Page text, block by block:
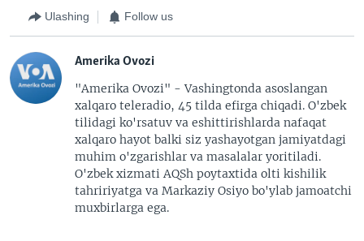
Ulashing Follow us
Amerika Ovozi
"Amerika Ovozi" - Vashingtonda asoslangan
xalqaro teleradio, 45 tilda efirga chiqadi. O'zbek
tilidagi ko'rsatuv va eshittirishlarda nafaqat
xalqaro hayot balki siz yashayotgan jamiyatdagi
muhim o'zgarishlar va masalalar yoritiladi.
O'zbek xizmati AQSh poytaxtida olti kishilik
tahririyatga va Markaziy Osiyo bo'ylab jamoatchi
muxbirlarga ega.